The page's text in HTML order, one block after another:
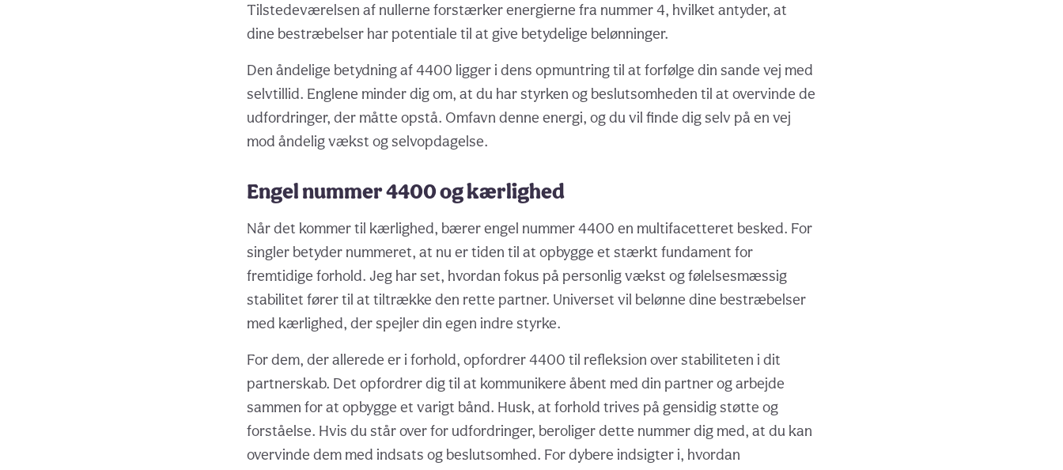
Tilstedeværelsen af nullerne forstærker energierne fra nummer 4, hvilket antyder, at
dine bestræbelser har potentiale til at give betydelige belønninger.
Den åndelige betydning af 4400 ligger i dens opmuntring til at forfølge din sande vej med
selvtillid. Englene minder dig om, at du har styrken og beslutsomheden til at overvinde de
udfordringer, der måtte opstå. Omfavn denne energi, og du vil finde dig selv på en vej
mod åndelig vækst og selvopdagelse.
Engel nummer 4400 og kærlighed
Når det kommer til kærlighed, bærer engel nummer 4400 en multifacetteret besked. For
singler betyder nummeret, at nu er tiden til at opbygge et stærkt fundament for
fremtidige forhold. Jeg har set, hvordan fokus på personlig vækst og følelsesmæssig
stabilitet fører til at tiltrække den rette partner. Universet vil belønne dine bestræbelser
med kærlighed, der spejler din egen indre styrke.
For dem, der allerede er i forhold, opfordrer 4400 til refleksion over stabiliteten i dit
partnerskab. Det opfordrer dig til at kommunikere åbent med din partner og arbejde
sammen for at opbygge et varigt bånd. Husk, at forhold trives på gensidig støtte og
forståelse. Hvis du står over for udfordringer, beroliger dette nummer dig med, at du kan
overvinde dem med indsats og beslutsomhed. For dybere indsigter i, hvordan